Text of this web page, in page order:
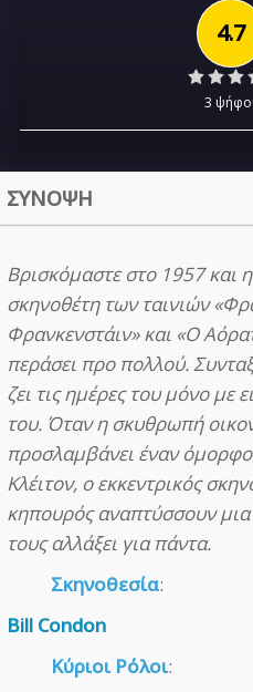
4.7
3
ΣΥΝΟΨΗ
Βρισκόμαστε στο 1957 και
σκηνοθέτη των ταινιών
Φρανκενστάιν» και «Ο
περάσει προ πολλού.
ζει τις ημέρες του μόνο με
του. Όταν η σκυθρωπή
προσλαμβάνει έναν
Κλέιτον, ο εκκεντρικός
κηπουρός αναπτύσσουν
τους αλλάξει για πάντα.
Σκηνοθεσία:
Bill Condon
Κύριοι Ρόλοι: